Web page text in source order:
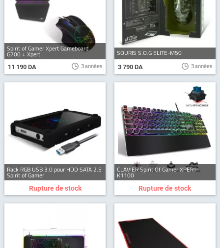
Spirit of Gamer Xpert Gameboard
G700 + Xpert
11 190 DA 3 années
SOURIS S.O.G ELITE-M50
3 790 DA 3 années
Rack RGB USB 3.0 pour HDD SATA 2.5
Spirit of Gamer
Rupture de stock
CLAVIER Spirit Of Gamer XPERT-
K1100
Rupture de stock